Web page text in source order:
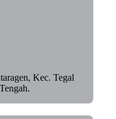
Kec. Tegal